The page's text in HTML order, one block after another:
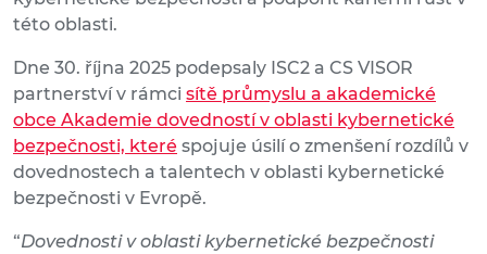
této oblasti.
Dne 30. října 2025 podepsaly ISC2 a CS VISOR
partnerství v rámci sítě průmyslu a akademické
obce Akademie dovedností v oblasti kybernetické
bezpečnosti, které spojuje úsilí o zmenšení rozdílů v
dovednostech a talentech v oblasti kybernetické
bezpečnosti v Evropě.
“Dovednosti v oblasti kybernetické bezpečnosti